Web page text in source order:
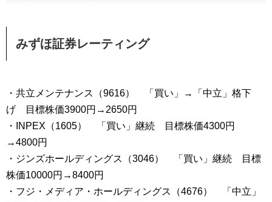
みずほ証券レーティング
・共立メンテナンス（9616） 「買い」→「中立」格下
げ 目標株価3900円→2650円
・INPEX（1605） 「買い」継続 目標株価4300円
→4800円
・ジンズホールディングス（3046） 「買い」継続 目標
株価10000円→8400円
・フジ・メディア・ホールディングス（4676） 「中立」